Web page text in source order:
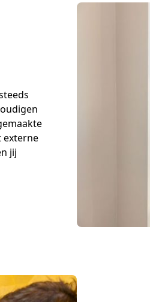
externe
jij